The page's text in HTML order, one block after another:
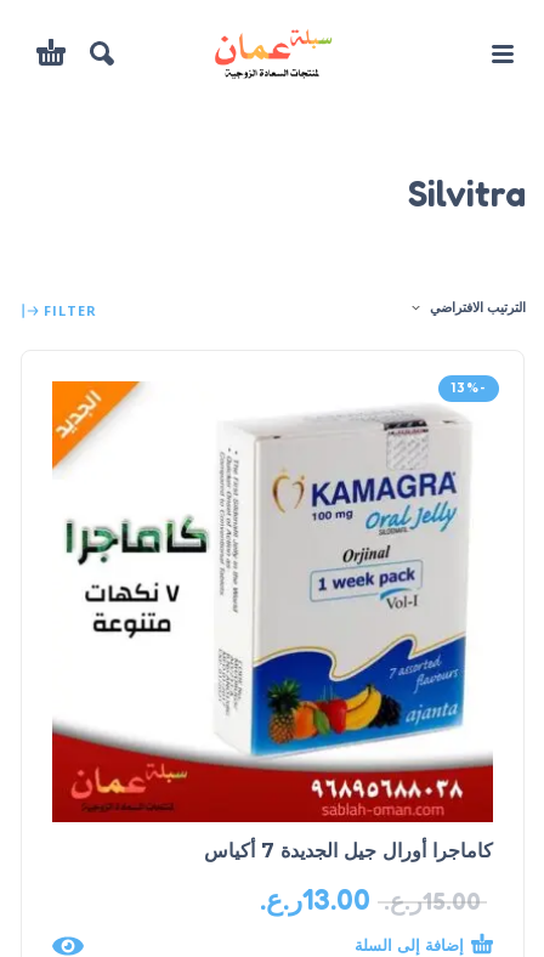
Silvitra
الترتيب الافتراضي FILTER
-13%
كاماجرا أورال جيل الجديدة 7 أكياس
15.00ر.ع. 13.00ر.ع.
إضافة إلى السلة